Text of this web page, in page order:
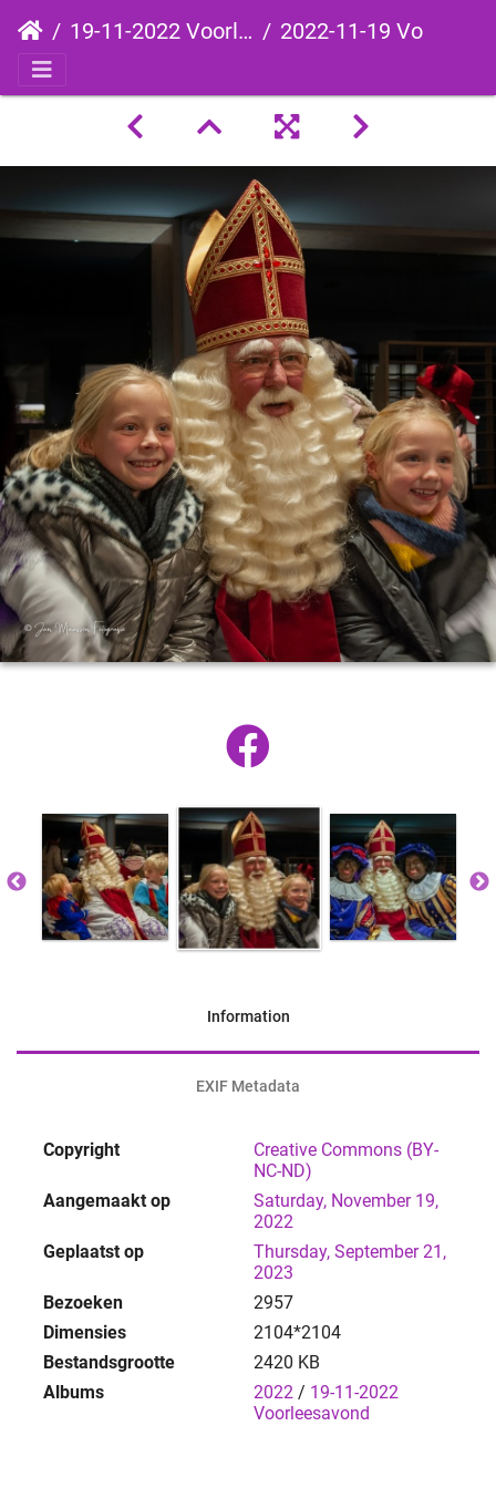
19-11-2022 Voorleesavond 2022-11-19 Voorleesavond-133
Information
EXIF Metadata
Copyright
Creative Commons (BY-
NC-ND)
Aangemaakt op
Saturday, November 19,
2022
Geplaatst op
Thursday, September 21,
2023
Bezoeken
2957
Dimensies
2104*2104
Bestandsgrootte
2420 KB
Albums
2022 / 19-11-2022
Voorleesavond